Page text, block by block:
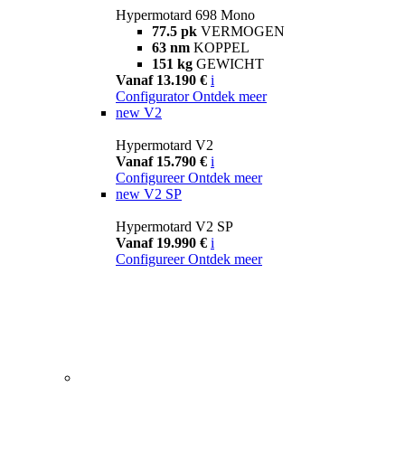
Hypermotard 698 Mono
77.5 pk VERMOGEN
63 nm KOPPEL
151 kg GEWICHT
Vanaf 13.190 € i
Configurator Ontdek meer
new V2
Hypermotard V2
Vanaf 15.790 € i
Configureer Ontdek meer
new V2 SP
Hypermotard V2 SP
Vanaf 19.990 € i
Configureer Ontdek meer